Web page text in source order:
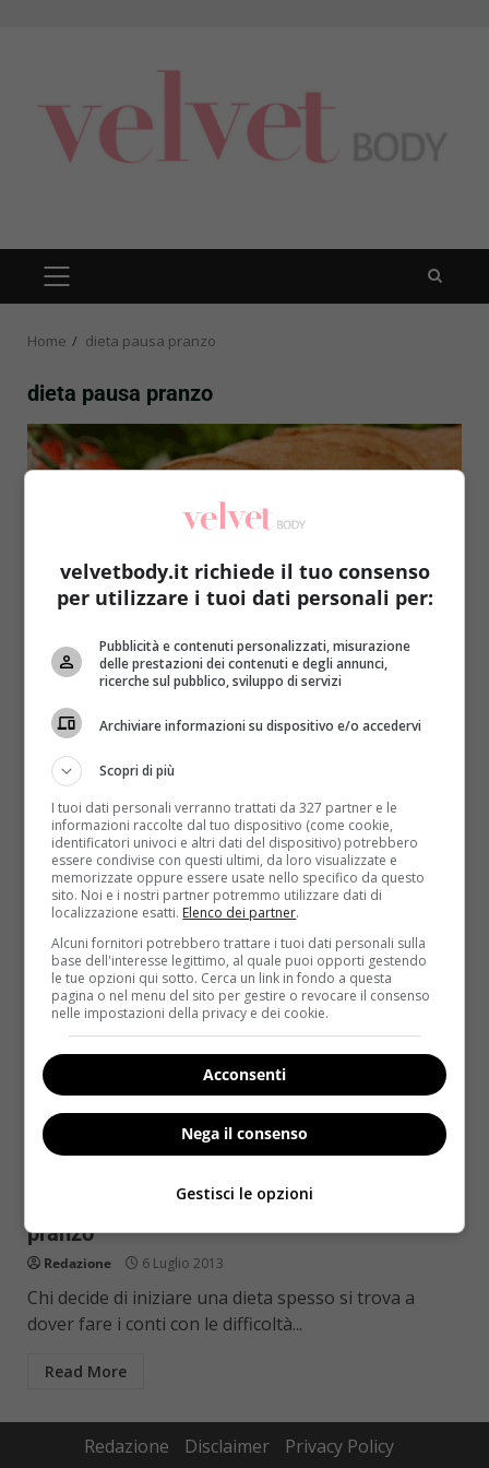
PRIMARY
MENU
Home dieta pausa pranzo
dieta pausa pranzo
Diete
Panini in pausa pranzo, quale scegliere per
non ingrassare?
Redazione 28 Ottobre 2014
In pausa pranzo sono poche le persone che riescono
a mangiare cibi sani e a non cedere...
Read More
Diete
Dieta lunch box, cosa mangiare nella pausa
pranzo
Redazione 6 Luglio 2013
Chi decide di iniziare una dieta spesso si trova a
dover fare i conti con le difficoltà...
Read More
Redazione Disclaimer Privacy Policy
velvetbody.it richiede il tuo consenso
per utilizzare i tuoi dati personali per:
Pubblicità e contenuti personalizzati, misurazione
delle prestazioni dei contenuti e degli annunci,
ricerche sul pubblico, sviluppo di servizi
Archiviare informazioni su dispositivo e/o accedervi
Scopri di più
I tuoi dati personali verranno trattati da 327 partner e le
informazioni raccolte dal tuo dispositivo (come cookie,
identificatori univoci e altri dati del dispositivo) potrebbero
essere condivise con questi ultimi, da loro visualizzate e
memorizzate oppure essere usate nello specifico da questo
sito. Noi e i nostri partner potremmo utilizzare dati di
localizzazione esatti. Elenco dei partner.
Alcuni fornitori potrebbero trattare i tuoi dati personali sulla
base dell'interesse legittimo, al quale puoi opporti gestendo
le tue opzioni qui sotto. Cerca un link in fondo a questa
pagina o nel menu del sito per gestire o revocare il consenso
nelle impostazioni della privacy e dei cookie.
Acconsenti
Nega il consenso
Gestisci le opzioni